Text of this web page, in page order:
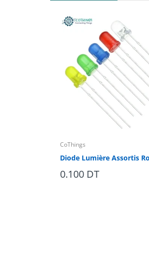
CoThings
0.100 DT